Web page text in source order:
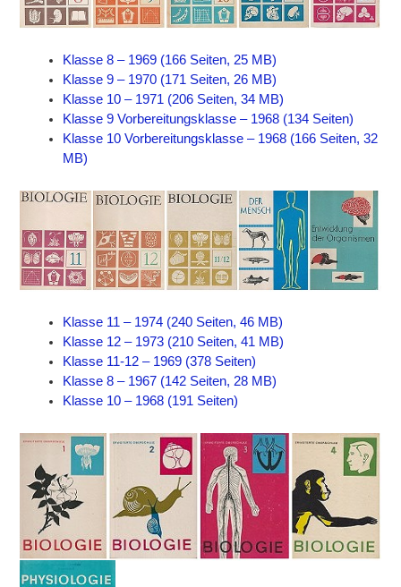
Klasse 8 – 1969 (166 Seiten, 25 MB)
Klasse 9 – 1970 (171 Seiten, 26 MB)
Klasse 10 – 1971 (206 Seiten, 34 MB)
Klasse 9 Vorbereitungsklasse – 1968 (134 Seiten)
Klasse 10 Vorbereitungsklasse – 1968 (166 Seiten, 32
MB)
Klasse 11 – 1974 (240 Seiten, 46 MB)
Klasse 12 – 1973 (210 Seiten, 41 MB)
Klasse 11-12 – 1969 (378 Seiten)
Klasse 8 – 1967 (142 Seiten, 28 MB)
Klasse 10 – 1968 (191 Seiten)